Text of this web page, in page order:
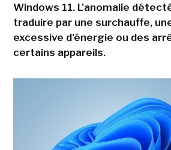
Windows 11. L'anomalie
traduire par une surchauffe,
excessive d'énergie ou des
certains appareils.